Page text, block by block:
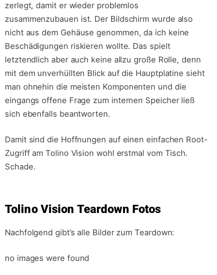
zerlegt, damit er wieder problemlos
zusammenzubauen ist. Der Bildschirm wurde also
nicht aus dem Gehäuse genommen, da ich keine
Beschädigungen riskieren wollte. Das spielt
letztendlich aber auch keine allzu große Rolle, denn
mit dem unverhüllten Blick auf die Hauptplatine sieht
man ohnehin die meisten Komponenten und die
eingangs offene Frage zum internen Speicher ließ
sich ebenfalls beantworten.
Damit sind die Hoffnungen auf einen einfachen Root-
Zugriff am Tolino Vision wohl erstmal vom Tisch.
Schade.
Tolino Vision Teardown Fotos
Nachfolgend gibt’s alle Bilder zum Teardown:
no images were found